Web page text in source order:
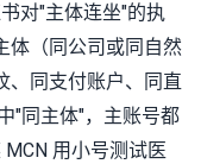
对"主体连坐"的执
体（同公司或同自然
、同支付账户、同直
"同主体"，主账号都
用小号测试医